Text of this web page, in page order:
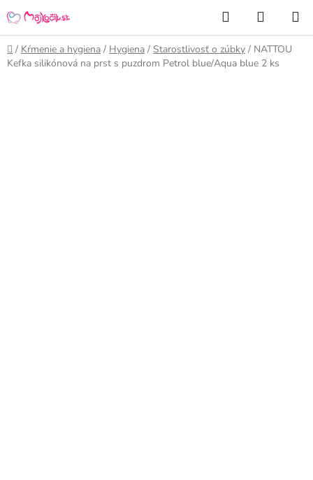
na
obsah
Hľadať
KOŠÍK
Domov
/ Kŕmenie a hygiena / Hygiena / Starostlivosť o zúbky / NATTOU
Kefka silikónová na prst s puzdrom Petrol blue/Aqua blue 2 ks